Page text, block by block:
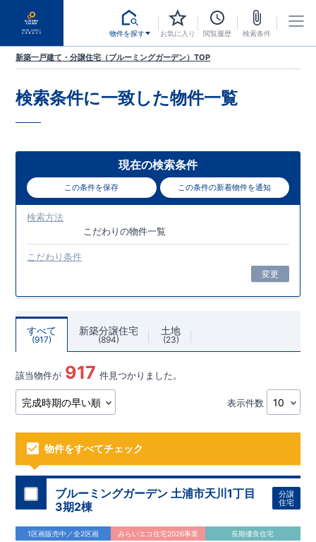
物件を探す お気に入り 閲覧履歴 検索条件
新築一戸建て・分譲住宅（ブルーミングガーデン）TOP
検索条件に一致した物件一覧
現在の検索条件
この条件を保存 この条件の新着物件を通知
検索方法
こだわりの物件一覧
こだわり条件
変更
すべて
917
新築分譲住宅
894
土地
23
該当物件が 917 件見つかりました。
表示件数
物件をすべてチェック
ブルーミングガーデン 土浦市天川1丁目
3期2棟
分譲
住宅
1区画販売中／全2区画 みらいエコ住宅2026事業 長期優良住宅